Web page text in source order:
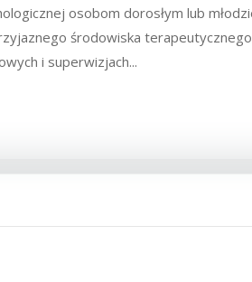
osobom dorosłym lub
środowiska
i superwizjach...